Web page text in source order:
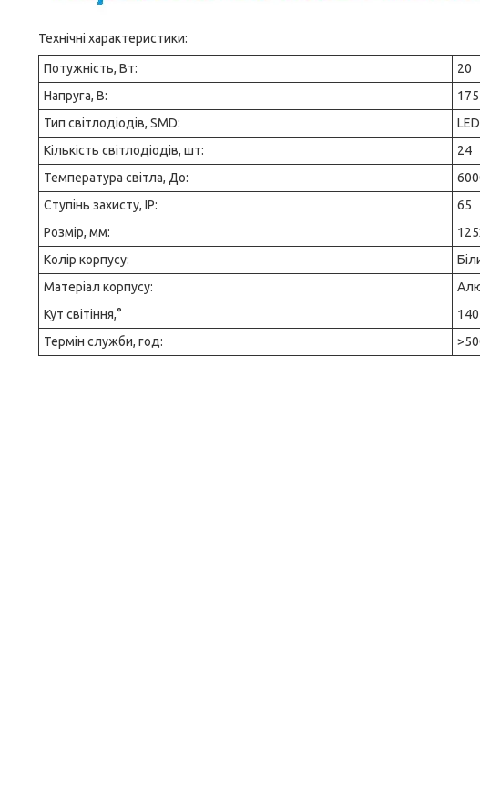
Технічні характеристики:
Потужність, Вт:
20
Напруга, В:
Тип світлодіодів, SMD:
Кількість світлодіодів, шт:
24
Температура світла, До:
Ступінь захисту, IP:
65
Розмір, мм:
Колір корпусу:
Матеріал корпусу:
Кут світіння,°
140
Термін служби, год: